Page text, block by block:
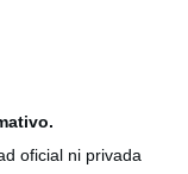
.
oficial ni privada